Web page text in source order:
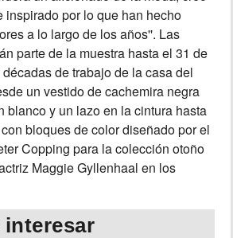
inspirado por lo que han hecho
a lo largo de los años''. Las
parte de la muestra hasta el 31 de
de trabajo de la casa del
un vestido de cachemira negra
blanco y un lazo en la cintura hasta
bloques de color diseñado por el
Copping para la colección otoño
Maggie Gyllenhaal en los
interesar